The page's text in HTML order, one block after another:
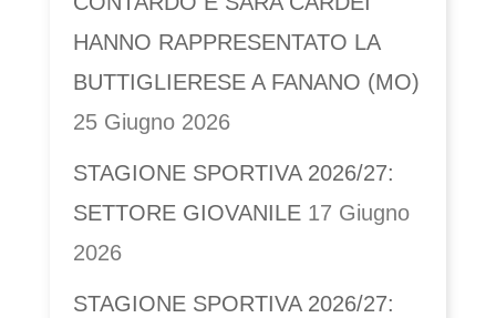
HANNO RAPPRESENTATO LA
BUTTIGLIERESE A FANANO (MO)
25 Giugno 2026
STAGIONE SPORTIVA 2026/27:
SETTORE GIOVANILE 17 Giugno
2026
STAGIONE SPORTIVA 2026/27: